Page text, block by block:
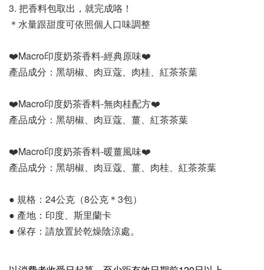
3. 把香料包取出，就完成咯！
＊水量跟甜度可依照個人口味調整
❤️Macro印度奶茶香料-經典原味❤️
產品成分：黑胡椒、肉豆蔻、肉桂、紅茶茶葉
❤️Macro印度奶茶香料-無肉桂配方❤️
產品成分：黑胡椒、肉豆蔻、薑、紅茶茶葉
❤️Macro印度奶茶香料-暖薑風味❤️
產品成分：黑胡椒、肉豆蔻、薑、肉桂、紅茶茶葉
● 規格：24公克（8公克＊3包）
● 產地：印度、斯里蘭卡
● 保存：請放置於乾燥陰涼處。